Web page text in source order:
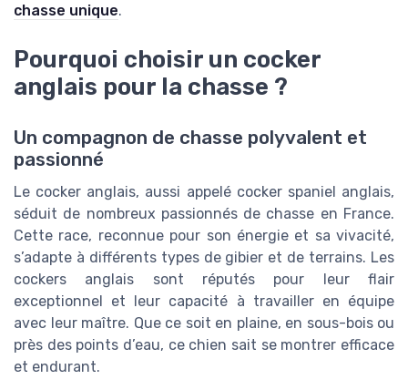
chasse unique.
Pourquoi choisir un cocker
anglais pour la chasse ?
Un compagnon de chasse polyvalent et
passionné
Le cocker anglais, aussi appelé cocker spaniel anglais,
séduit de nombreux passionnés de chasse en France.
Cette race, reconnue pour son énergie et sa vivacité,
s’adapte à différents types de gibier et de terrains. Les
cockers anglais sont réputés pour leur flair
exceptionnel et leur capacité à travailler en équipe
avec leur maître. Que ce soit en plaine, en sous-bois ou
près des points d’eau, ce chien sait se montrer efficace
et endurant.